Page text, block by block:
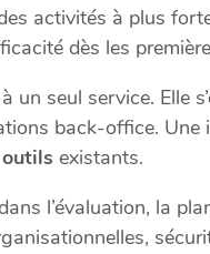
activités à plus
dès les
seul service. Elle
back-office.
outils existants.
l’évaluation, la